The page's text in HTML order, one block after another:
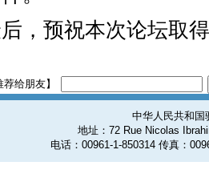
预祝本次论坛取得
荐给朋友】
中华人民共和国
地址：72 Rue Nicolas
电话：00961-1-850314 传真：